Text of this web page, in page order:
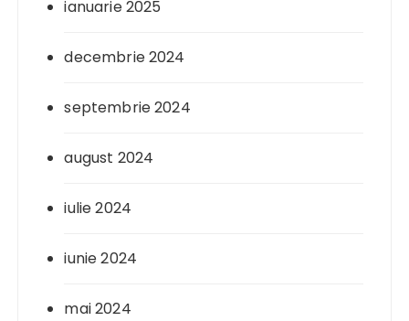
ianuarie 2025
decembrie 2024
septembrie 2024
august 2024
iulie 2024
iunie 2024
mai 2024